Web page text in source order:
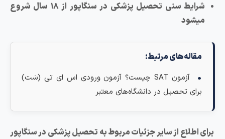
شرایط سنی تحصیل پزشکی در سنگاپور از ۱۸ سال شروع
میشود
مقاله‌های مرتبط:
آزمون SAT چیست؟ آزمون ورودی اس ای تی (سَت)
برای تحصیل در دانشگاه‌های معتبر
اطلاع از سایر جزئیات مربوط به تحصیل پزشکی در سنگاپور